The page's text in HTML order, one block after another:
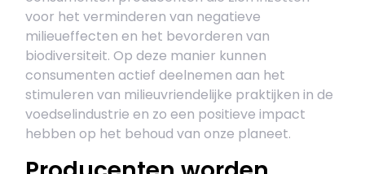
voor het verminderen van negatieve
milieueffecten en het bevorderen van
biodiversiteit. Op deze manier kunnen
consumenten actief deelnemen aan het
stimuleren van milieuvriendelijke praktijken in de
voedselindustrie en zo een positieve impact
hebben op het behoud van onze planeet.